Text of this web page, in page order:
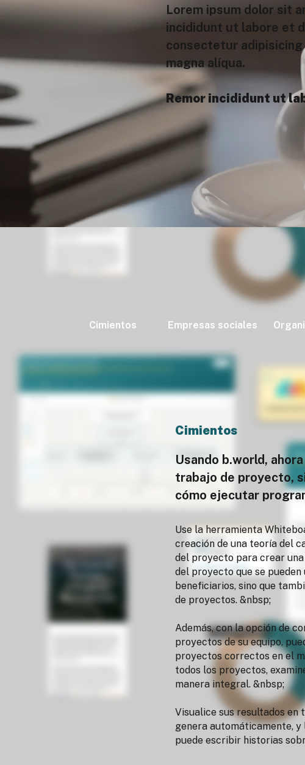
Lorem ipsum dolor sit
incididunt ut labore et
consectetur
magna alíqua.
Remor incididunt ut
Cimientos
Usando b.world,
trabajo de proyecto,
cómo ejecutar
Use la herramienta
creación de una teoría del
del proyecto para crear
del proyecto que se
beneficiarios, sino que
de proyectos. &nbsp;
Además, con la opción de
proyectos de su equipo,
proyectos correctos en el
todos los proyectos,
manera integral. &nbsp;
Visualice sus resultados
genera automáticamente,
puede escribir historias
Cimientos Empresas sociales